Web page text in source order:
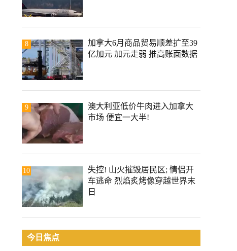
8
加拿大6月商品贸易顺差扩至39
亿加元 加元走弱 推高账面数据
9
澳大利亚低价牛肉进入加拿大
市场 便宜一大半!
10
失控! 山火摧毁居民区; 情侣开
车逃命 烈焰炙烤像穿越世界末
日
今日焦点